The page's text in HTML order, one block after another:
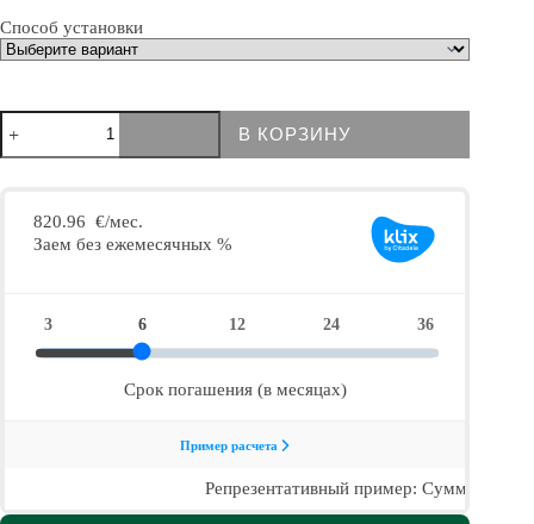
Способ установки
Количество
товара
Pergola
В КОРЗИНУ